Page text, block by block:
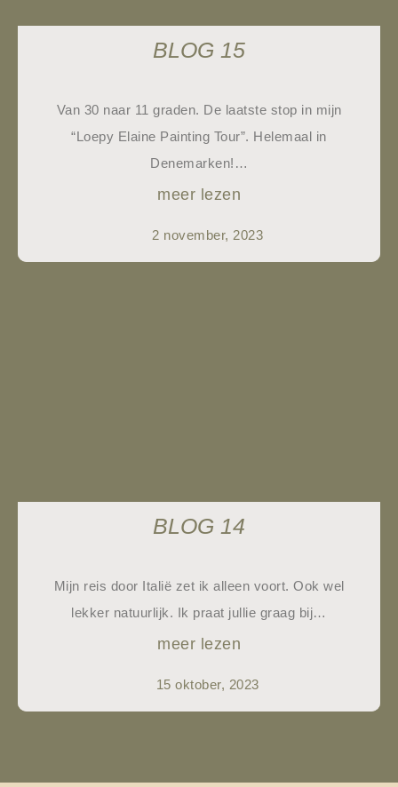
BLOG 15
Van 30 naar 11 graden. De laatste stop in mijn
“Loepy Elaine Painting Tour”. Helemaal in
Denemarken!…
meer lezen
2 november, 2023
BLOG 14
Mijn reis door Italië zet ik alleen voort. Ook wel
lekker natuurlijk. Ik praat jullie graag bij…
meer lezen
15 oktober, 2023